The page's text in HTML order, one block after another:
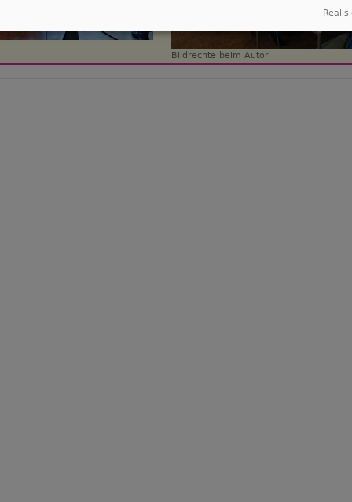
Bildrechte beim Autor